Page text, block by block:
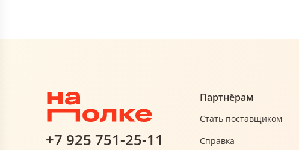
+7 925 751-25-11
Партнёрам
Стать поставщиком
Справка